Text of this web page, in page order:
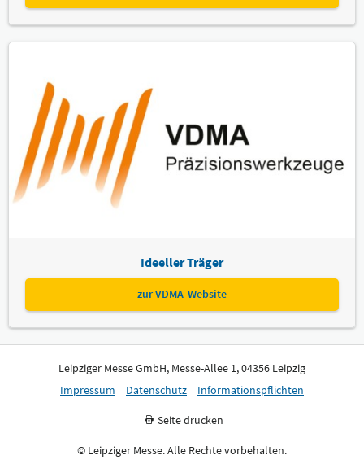
Ideeller Träger
zur VDMA-Website
Leipziger Messe GmbH, Messe-Allee 1, 04356 Leipzig
Impressum
Datenschutz Informationspflichten
Seite drucken
© Leipziger Messe. Alle Rechte vorbehalten.